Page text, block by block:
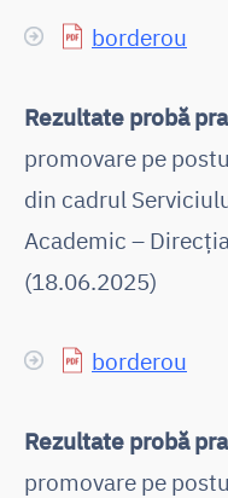
borderou
Rezultate probă
promovare pe
din cadrul
Academic –
(18.06.2025)
borderou
Rezultate probă
promovare pe